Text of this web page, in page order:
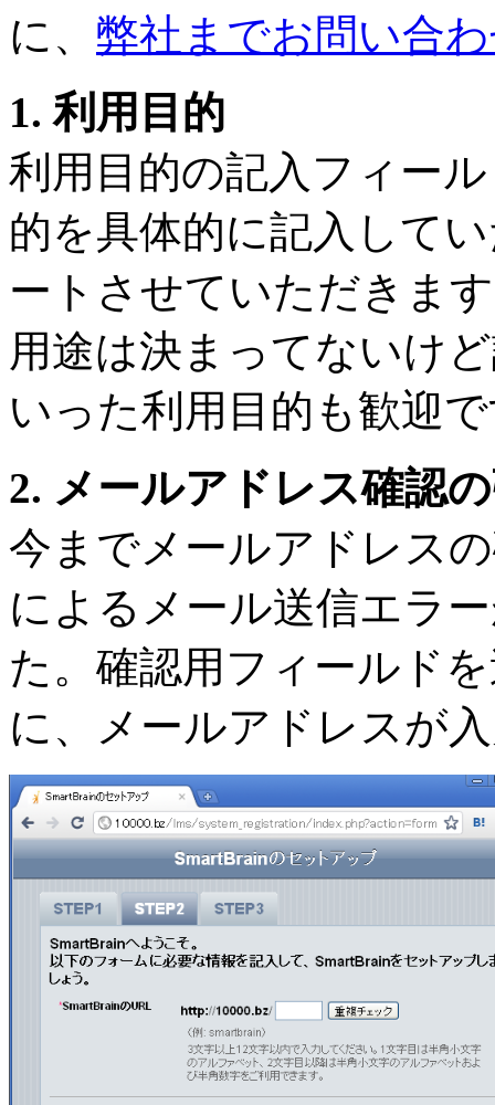
に、 弊社までお問い合
1. 利用目的
利用目的の記入フィー
的を具体的に記入して
ートさせていただきま
用途は決まってないけ
いった利用目的も歓迎
2. メールアドレス確認
今までメールアドレス
によるメール送信エラ
た。確認用フィールド
に、メールアドレスが